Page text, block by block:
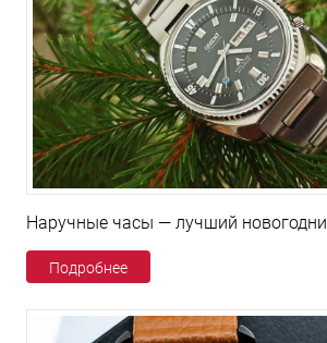
Наручные часы — лучший
Подробнее